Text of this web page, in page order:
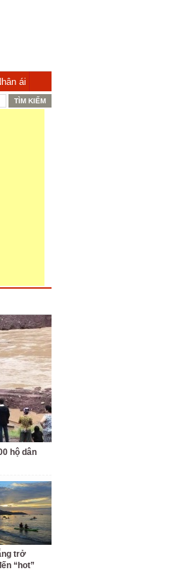
ái
hộ dân
trở
“hot”